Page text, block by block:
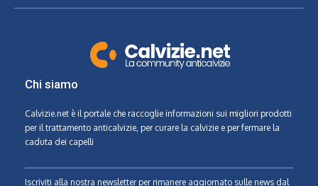
Chi siamo
Calvizie.net è il portale che raccoglie informazioni sui migliori prodotti
per il trattamento anticalvizie, per curare la calvizie e per fermare la
caduta dei capelli
Iscriviti alla nostra newsletter per rimanere aggiornato sulle news dal